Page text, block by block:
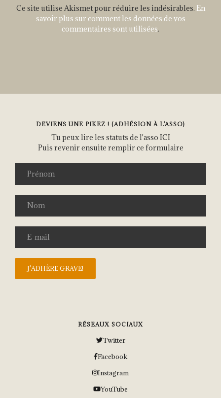
Ce site utilise Akismet pour réduire les indésirables. En
savoir plus sur comment les données de vos
commentaires sont utilisées.
DEVIENS UNE PIKEZ ! (ADHÉSION À L’ASSO)
Tu peux lire les statuts de l'asso ICI
Puis revenir ensuite remplir ce formulaire
RÉSEAUX SOCIAUX
Twitter
Facebook
Instagram
YouTube